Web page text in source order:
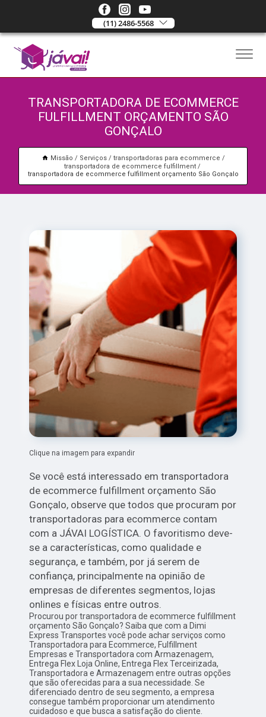
(11) 2486-5568
TRANSPORTADORA DE ECOMMERCE
FULFILLMENT ORÇAMENTO SÃO
GONÇALO
Missão Serviços
transportadoras para ecommerce
transportadora de ecommerce fulfillment
transportadora de ecommerce fulfillment orçamento São Gonçalo
Clique na imagem para expandir
Se você está interessado em transportadora
de ecommerce fulfillment orçamento São
Gonçalo, observe que todos que procuram por
transportadoras para ecommerce contam
com a JÁVAI LOGÍSTICA. O favoritismo deve-
se a características, como qualidade e
segurança, e também, por já serem de
confiança, principalmente na opinião de
empresas de diferentes segmentos, lojas
onlines e físicas entre outros.
Procurou por transportadora de ecommerce fulfillment
orçamento São Gonçalo? Saiba que com a Dimi
Express Transportes você pode achar serviços como
Transportadora para Ecommerce, Fulfillment
Empresas e Transportadora com Armazenagem,
Entrega Flex Loja Online, Entrega Flex Terceirizada,
Transportadora e Armazenagem entre outras opções
que são oferecidas para a sua necessidade. Se
diferenciado dentro de seu segmento, a empresa
consegue também proporcionar um atendimento
cuidadoso e que busca a satisfação do cliente.